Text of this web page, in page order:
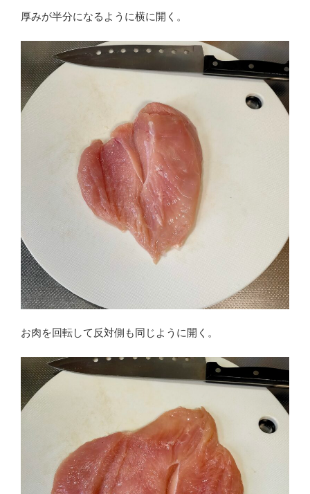
厚みが半分になるように横に開く。
お肉を回転して反対側も同じように開く。